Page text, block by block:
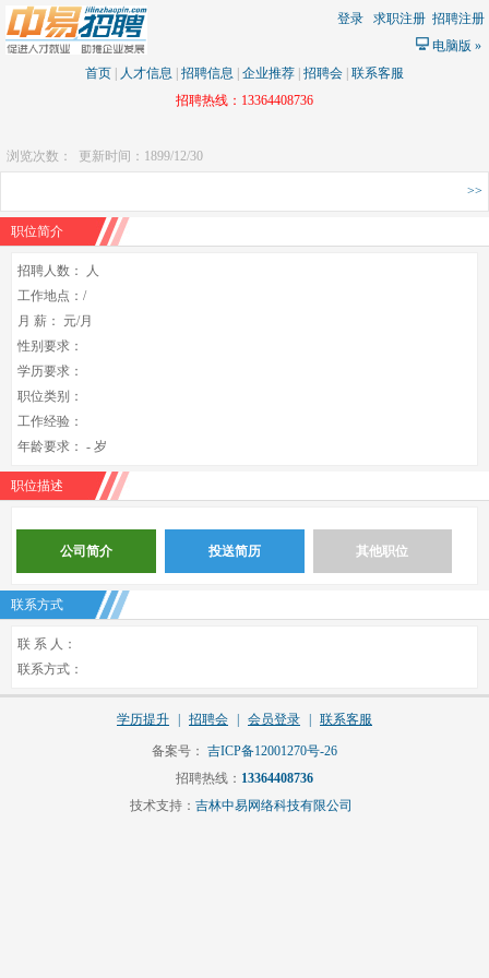
登录 求职注册 招聘注册
电脑版 »
首页
人才信息 招聘信息 企业推荐 招聘会 联系客服
招聘热线：13364408736
浏览次数： 更新时间：1899/12/30
>>
职位简介
招聘人数： 人
工作地点：/
月 薪： 元/月
性别要求：
学历要求：
职位类别：
工作经验：
年龄要求： - 岁
职位描述
公司简介 投送简历 其他职位
联系方式
联 系 人：
联系方式：
学历提升 招聘会 会员登录 联系客服
备案号： 吉ICP备12001270号-26
招聘热线： 13364408736
技术支持： 吉林中易网络科技有限公司